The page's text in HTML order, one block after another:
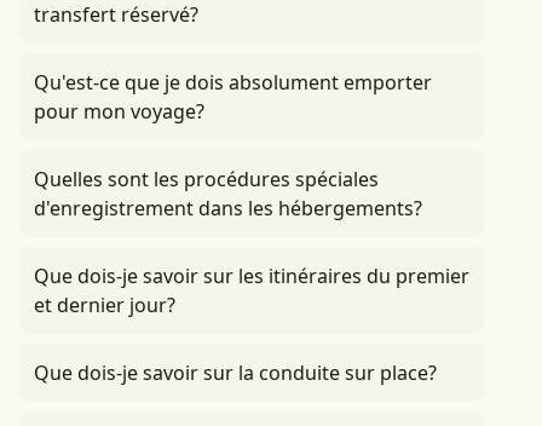
transfert réservé?
Qu'est-ce que je dois absolument emporter
pour mon voyage?
Quelles sont les procédures spéciales
d'enregistrement dans les hébergements?
Que dois-je savoir sur les itinéraires du premier
et dernier jour?
Que dois-je savoir sur la conduite sur place?